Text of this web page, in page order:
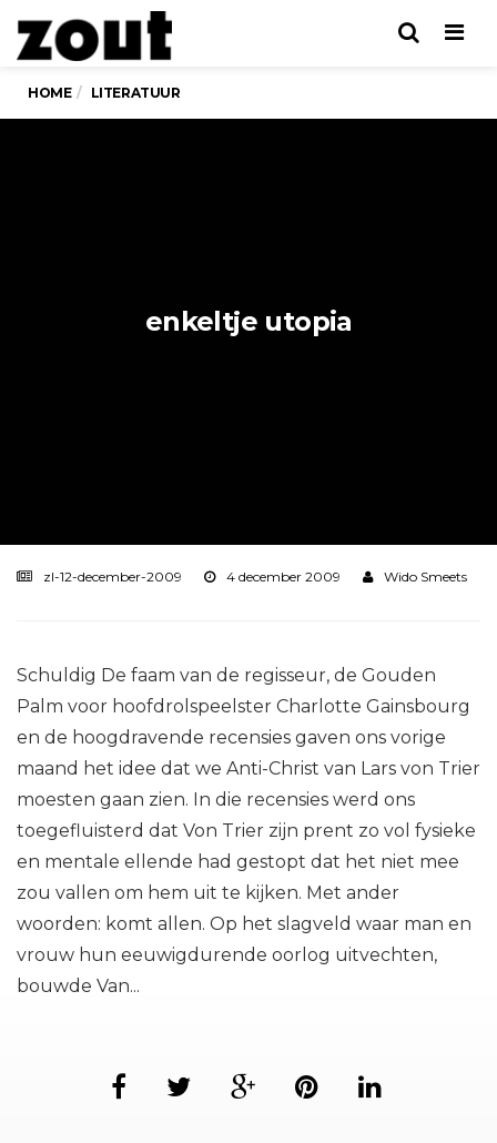
HOME LITERATUUR
enkeltje utopia
zl-12-december-2009 4 december 2009 Wido Smeets
Schuldig De faam van de regisseur, de Gouden
Palm voor hoofdrolspeelster Charlotte Gainsbourg
en de hoogdravende recensies gaven ons vorige
maand het idee dat we Anti-Christ van Lars von Trier
moesten gaan zien. In die recensies werd ons
toegefluisterd dat Von Trier zijn prent zo vol fysieke
en mentale ellende had gestopt dat het niet mee
zou vallen om hem uit te kijken. Met ander
woorden: komt allen. Op het slagveld waar man en
vrouw hun eeuwigdurende oorlog uitvechten,
bouwde Van...